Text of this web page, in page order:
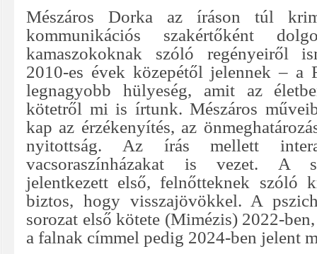
Mészáros Dorka az íráson túl
kommunikációs szakértőként
kamaszokoknak szóló regényeiről
2010-es évek közepétől jelennek – a
legnagyobb hülyeség, amit az
kötetről mi is írtunk. Mészáros
kap az érzékenyítés, az
nyitottság. Az írás mellett
vacsoraszínházakat is vezet. A
jelentkezett első, felnőtteknek szóló
biztos, hogy visszajövökkel. A
sorozat első kötete (Mimézis) 2022-
a falnak címmel pedig 2024-ben jelent